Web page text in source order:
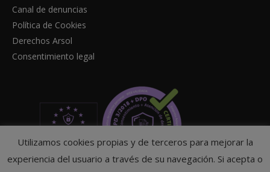
Canal de denuncias
Política de Cookies
Derechos Arsol
Consentimiento legal
Utilizamos cookies propias y de terceros para mejorar la
experiencia del usuario a través de su navegación. Si acepta o